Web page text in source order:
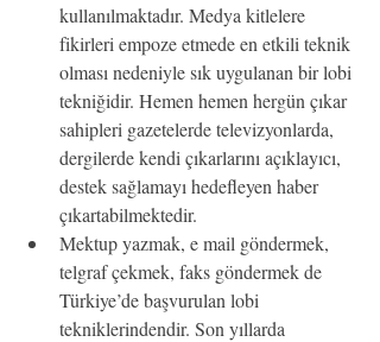
kullanılmaktadır. Medya kitlelere
fikirleri empoze etmede en etkili teknik
olması nedeniyle sık uygulanan bir lobi
tekniğidir. Hemen hemen hergün çıkar
sahipleri gazetelerde televizyonlarda,
dergilerde kendi çıkarlarını açıklayıcı,
destek sağlamayı hedefleyen haber
çıkartabilmektedir.
Mektup yazmak, e mail göndermek,
telgraf çekmek, faks göndermek de
Türkiye’de başvurulan lobi
tekniklerindendir. Son yıllarda